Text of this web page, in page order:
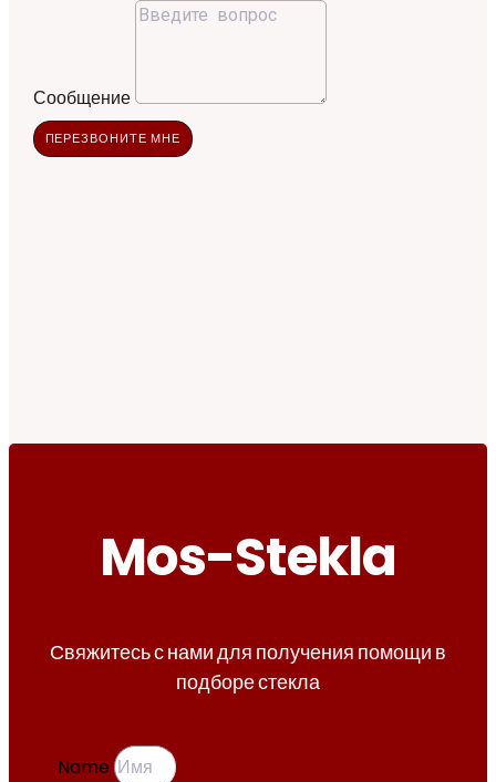
Сообщение
ПЕРЕЗВОНИТЕ МНЕ
Mos-Stekla
Свяжитесь с нами для получения помощи в
подборе стекла
Name